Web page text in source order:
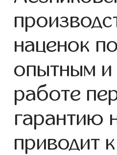
наценок
опытным и
работе
гарантию
приводит